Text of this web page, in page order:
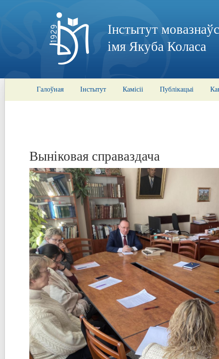
Інстытут
імя Якуба Коласа
Галоўная Інстытут Камісіі Публікацыі
Выніковая справаздача